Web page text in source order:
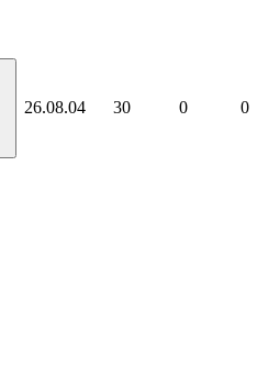
26.08.04 30 0 0